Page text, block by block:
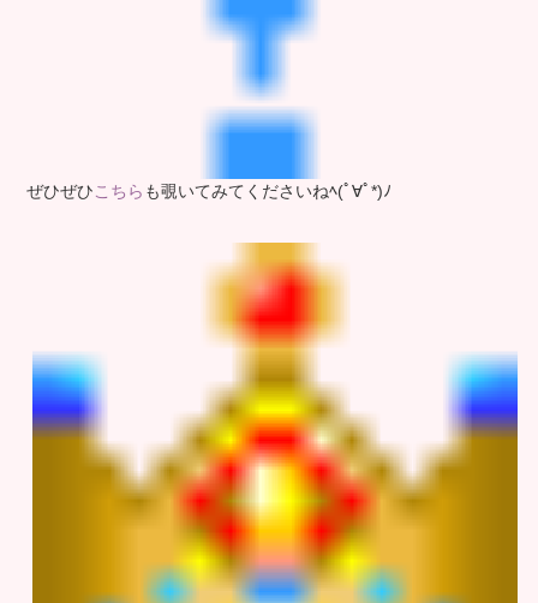
ぜひぜひこちら も覗いてみてくださいねﾍ(ﾟ∀ﾟ*)ﾉ